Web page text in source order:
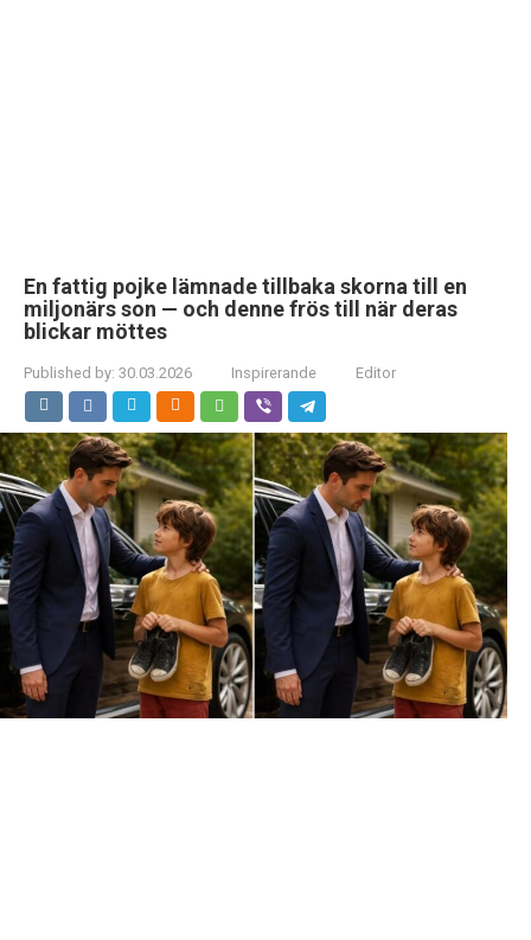
En fattig pojke lämnade tillbaka skorna till en
miljonärs son — och denne frös till när deras
blickar möttes
Published by: 30.03.2026 Inspirerande Editor